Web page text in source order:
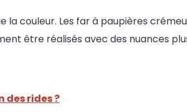
la couleur. Les far à paupières
être réalisés avec des nuances
des rides ?